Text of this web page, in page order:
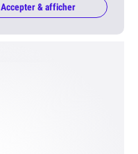
Accepter & afficher